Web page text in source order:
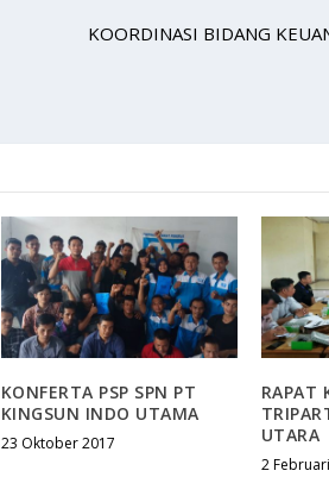
KOORDINASI BIDANG
KONFERTA PSP SPN PT
KINGSUN INDO UTAMA
23 Oktober 2017
RAPAT
UTARA
2